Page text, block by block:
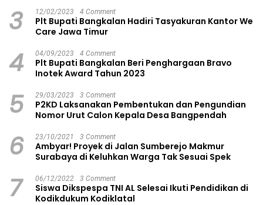
3 12/02/2023 4 Comment
Plt Bupati Bangkalan Hadiri Tasyakuran Kantor We
Care Jawa Timur
4 04/09/2023 4 Comment
Plt Bupati Bangkalan Beri Penghargaan Bravo
Inotek Award Tahun 2023
5 29/03/2023 3 Comment
P2KD Laksanakan Pembentukan dan Pengundian
Nomor Urut Calon Kepala Desa Bangpendah
6 23/10/2021 3 Comment
Ambyar! Proyek di Jalan Sumberejo Makmur
Surabaya di Keluhkan Warga Tak Sesuai Spek
7 06/12/2022 3 Comment
Siswa Dikspespa TNI AL Selesai Ikuti Pendidikan di
Kodikdukum Kodiklatal